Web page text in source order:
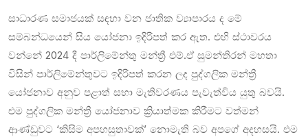
සාධාරණ සමාජයක් සඳහා වන ජාතික ව්‍යාපාරය ද මේ
සම්බන්ධයෙන් සිය යෝජනා ඉදිරිපත් කර ඇත. එහි ස්ථාවරය
වන්නේ 2024 දී පාර්ලිමේන්තු මන්ත්‍රී එම්.ඒ සුමන්තිරන් මහතා
විසින් පාර්ලිමේන්තුවට ඉදිරිපත් කරන ලද පුද්ගලික මන්ත්‍රී
යෝජනාව අනුව පළාත් සභා මැතිවරණය පැවැත්විය යුතු බවයි.
එම පුද්ගලික මන්ත්‍රී යෝජනාව ක්‍රියාත්මක කිරීමට වත්මන්
ආණ්ඩුවට ‘කිසිම අපහසුතාවක්’ නොමැති බව අපගේ අදහසයි. එම